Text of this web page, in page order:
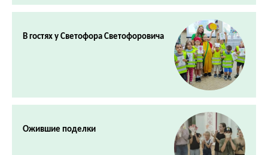
В гостях у Светофора Светофоровича
Ожившие поделки